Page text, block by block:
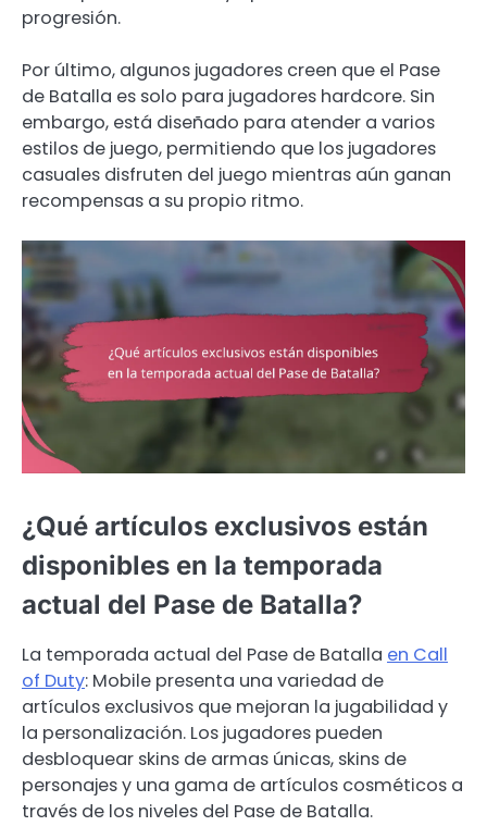
progresión.
Por último, algunos jugadores creen que el Pase
de Batalla es solo para jugadores hardcore. Sin
embargo, está diseñado para atender a varios
estilos de juego, permitiendo que los jugadores
casuales disfruten del juego mientras aún ganan
recompensas a su propio ritmo.
¿Qué artículos exclusivos están
disponibles en la temporada
actual del Pase de Batalla?
La temporada actual del Pase de Batalla en Call
of Duty: Mobile presenta una variedad de
artículos exclusivos que mejoran la jugabilidad y
la personalización. Los jugadores pueden
desbloquear skins de armas únicas, skins de
personajes y una gama de artículos cosméticos a
través de los niveles del Pase de Batalla.